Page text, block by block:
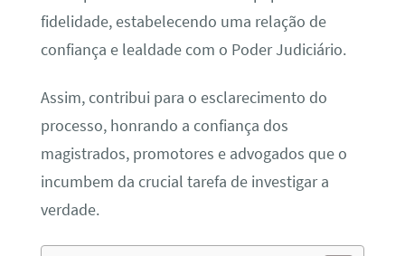
fidelidade, estabelecendo uma relação de
confiança e lealdade com o Poder Judiciário.
Assim, contribui para o esclarecimento do
processo, honrando a confiança dos
magistrados, promotores e advogados que o
incumbem da crucial tarefa de investigar a
verdade.